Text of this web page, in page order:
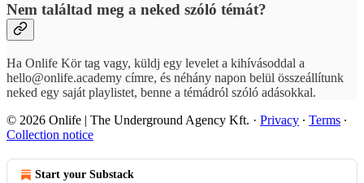
Nem találtad meg a neked szóló témát?
Ha Onlife Kör tag vagy, küldj egy levelet a kihívásoddal a
hello@onlife.academy címre, és néhány napon belül összeállítunk
neked egy saját playlistet, benne a témádról szóló adásokkal.
© 2026 Onlife | The Underground Agency Kft. · Privacy ∙ Terms ∙
Collection notice
Start your Substack